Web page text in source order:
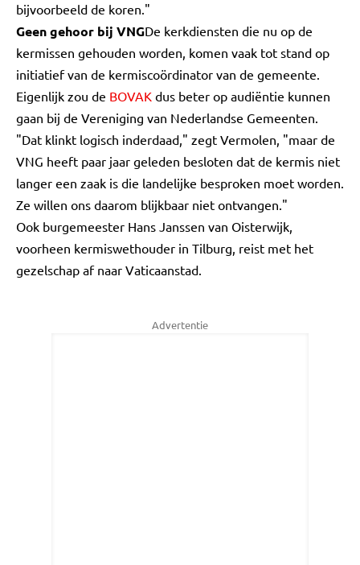
bijvoorbeeld de koren."
Geen gehoor bij VNGDe kerkdiensten die nu op de
kermissen gehouden worden, komen vaak tot stand op
initiatief van de kermiscoördinator van de gemeente.
Eigenlijk zou de BOVAK dus beter op audiëntie kunnen
gaan bij de Vereniging van Nederlandse Gemeenten.
"Dat klinkt logisch inderdaad," zegt Vermolen, "maar de
VNG heeft paar jaar geleden besloten dat de kermis niet
langer een zaak is die landelijke besproken moet worden.
Ze willen ons daarom blijkbaar niet ontvangen."
Ook burgemeester Hans Janssen van Oisterwijk,
voorheen kermiswethouder in Tilburg, reist met het
gezelschap af naar Vaticaanstad.
Advertentie